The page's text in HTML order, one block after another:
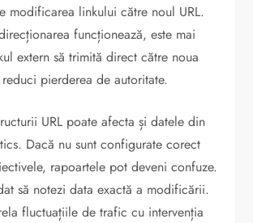
modificarea linkului către noul URL.
funcționează, este mai
extern să trimită direct către noua
pierderea de autoritate.
URL poate afecta și datele din
Dacă nu sunt configurate corect
rapoartele pot deveni confuze.
să notezi data exactă a modificării.
fluctuațiile de trafic cu intervenția